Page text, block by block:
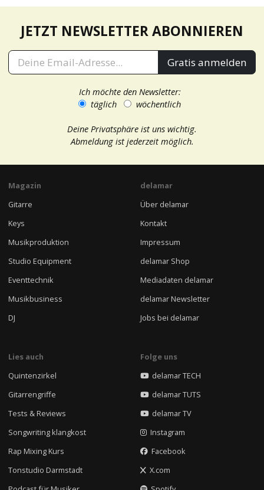
JETZT NEWSLETTER ABONNIEREN
Gratis anmelden
Ich möchte den Newsletter:
täglich
wöchentlich
Deine Privatsphäre ist uns wichtig.
Abmeldung ist jederzeit möglich.
Magazin
Gitarre
Keys
Musikproduktion
Studio Equipment
Eventtechnik
Musikbusiness
DJ
delamar
Über delamar
Kontakt
Impressum
delamar Shop
Mediadaten delamar
delamar Newsletter
Jobs bei delamar
Lies auch
Quintenzirkel
Gitarrengriffe
Tests & Reviews
Songwriting klangkost
Rap Mixing Kurs
Tonstudio Darmstadt
Folge uns
delamar TECH
delamar TUTS
delamar TV
Instagram
Facebook
X.com